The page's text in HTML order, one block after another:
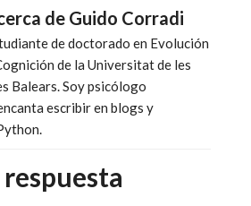
de Guido Corradi
de doctorado en Evolución
de la Universitat de les
Balears. Soy psicólogo
escribir en blogs y